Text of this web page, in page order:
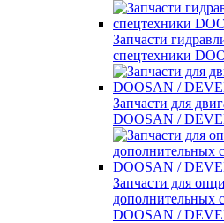
Запчасти
спецтехники
Запчасти для
DOOSAN /
Запчасти для
дополнительных
DOOSAN /